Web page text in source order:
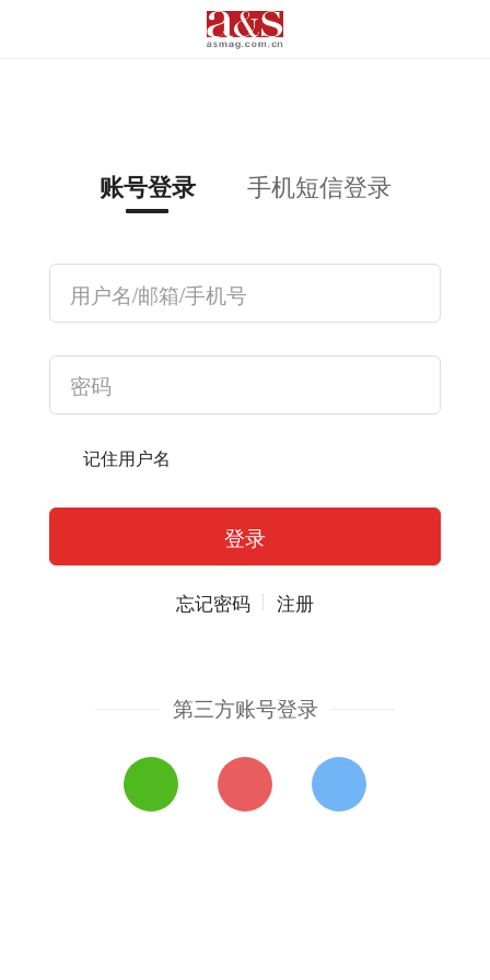
账号登录 手机短信登录
记住用户名
忘记密码 注册
第三方账号登录